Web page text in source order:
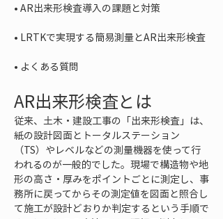
•
•
• よくある質問
AR出来形検査とは
従来、土木・建設工事の「出来形検査」は、
紙の設計図面とトータルステーション
（TS）やレベルなどの測量機器を使って行
われるのが一般的でした。現場で構造物や地
形の高さ・厚みをポイントごとに測定し、事
務所に戻ってからその測定値を図面と照合し
て施工が設計どおりか判定するという手順で